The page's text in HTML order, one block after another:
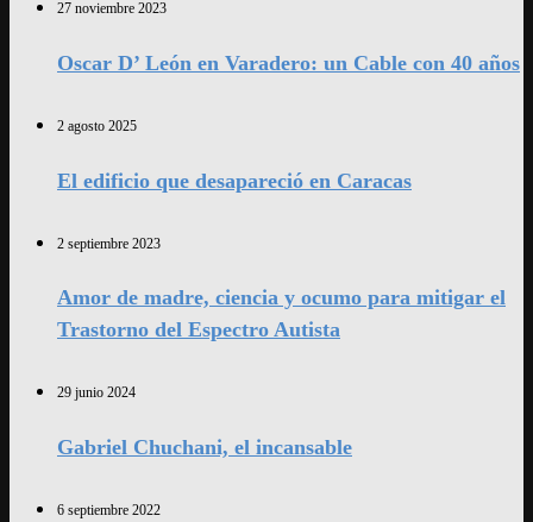
27 noviembre 2023
Oscar D’ León en Varadero: un Cable con 40 años
2 agosto 2025
El edificio que desapareció en Caracas
2 septiembre 2023
Amor de madre, ciencia y ocumo para mitigar el
Trastorno del Espectro Autista
29 junio 2024
Gabriel Chuchani, el incansable
6 septiembre 2022